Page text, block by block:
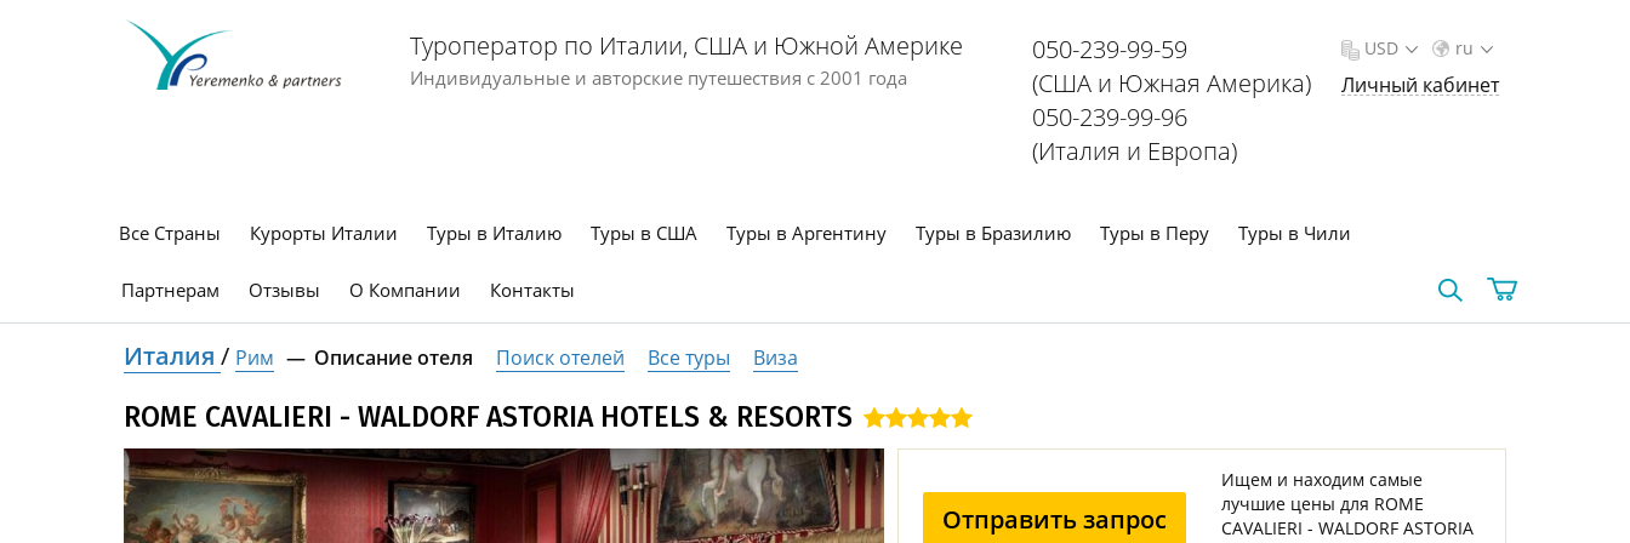
Туроператор по Италии, США и Южной Америке
Индивидуальные и авторские путешествия с 2001 года
050-239-99-59
(США и Южная Америка)
050-239-99-96
(Италия и Европа)
ru
USD
Личный кабинет
Все Страны Курорты Италии Туры в Италию Туры в США Туры в Аргентину Туры в Бразилию Туры в Перу Туры в Чили
Партнерам Отзывы О Компании Контакты
Италия / Рим Описание отеля Поиск отелей Все туры Виза
ROME CAVALIERI - WALDORF ASTORIA HOTELS & RESORTS
Отправить запрос
Ищем и находим самые
лучшие цены для ROME
CAVALIERI - WALDORF ASTORIA